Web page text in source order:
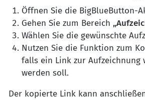
Öffnen Sie die BigBlueButton-
Gehen Sie zum Bereich
Wählen Sie die gewünschte
Nutzen Sie die Funktion zum
falls ein Link zur Aufzeichnung
werden soll.
Der kopierte Link kann